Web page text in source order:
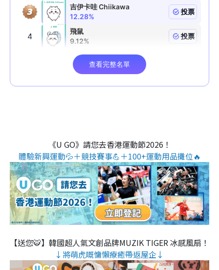
《U GO》請您去香港運動節2026！
體驗新興運動💦＋競技賽事💪＋100+運動用品攤位🔥
【送您🐯】韓國超人氣文創品牌MUZIK TIGER 冰感風扇！
↓將萌虎嘅慵懶療癒帶返屋企↓